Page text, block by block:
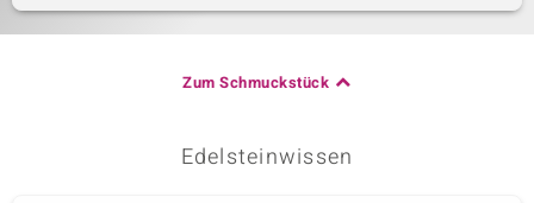
Zum Schmuckstück
Edelsteinwissen